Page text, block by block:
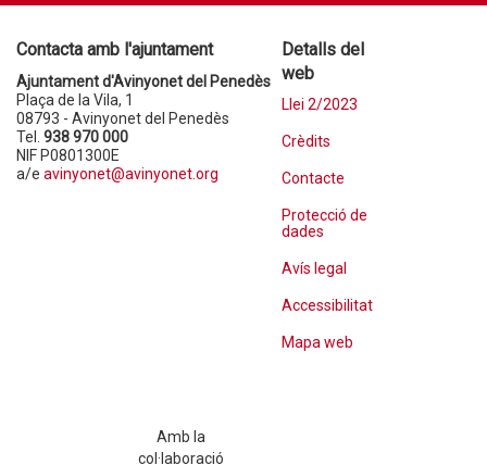
Contacta amb l'ajuntament
Ajuntament d'Avinyonet del Penedès
Plaça de la Vila, 1
08793 - Avinyonet del Penedès
Tel. 938 970 000
NIF P0801300E
a/e avinyonet@avinyonet.org
Detalls del
web
Llei 2/2023
Crèdits
Contacte
Protecció de
dades
Avís legal
Accessibilitat
Mapa web
Amb la
col·laboració